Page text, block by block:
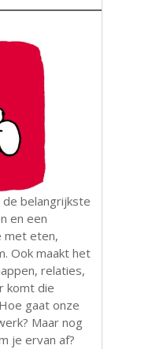
de belangrijkste
en een
met eten,
Ook maakt het
relaties,
komt die
gaat onze
Maar nog
je ervan af?